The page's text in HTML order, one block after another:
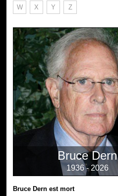
W X Y Z
Bruce Dern
1936 - 2026
Bruce Dern est mort